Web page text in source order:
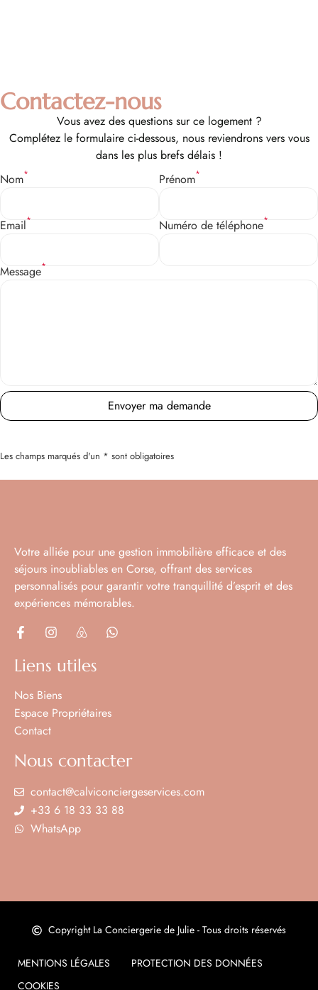
Congélateur
Cuisinière
Équipements de cuisine de base
Contactez-nous
Vous avez des questions sur ce logement ?
Complétez le formulaire ci-dessous, nous reviendrons vers vous
dans les plus brefs délais !
Nom* Prénom*
Email* Numéro de téléphone*
Message*
Envoyer ma demande
Les champs marqués d'un * sont obligatoires
Votre alliée pour une gestion immobilière efficace et des
séjours inoubliables en Corse, offrant des services
personnalisés pour garantir votre tranquillité d’esprit et des
expériences mémorables.
Liens utiles
Nos Biens
Espace Propriétaires
Contact
Nous contacter
contact@calviconciergeservices.com
+33 6 18 33 33 88
WhatsApp
Copyright La Conciergerie de Julie - Tous droits réservés
MENTIONS LÉGALES
PROTECTION DES DONNÉES
COOKIES